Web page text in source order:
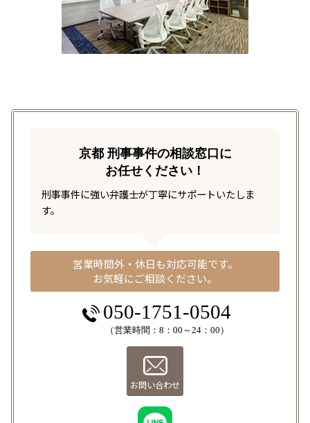
京都 刑事事件の相談窓口に
お任せください！
刑事事件に強い弁護士が丁寧にサポートいたしま
す。
営業時間外・休日も対応可能です。
お気軽にご相談ください。
050-1751-0504
（営業時間：8：00～24：00）
お問い合わせ